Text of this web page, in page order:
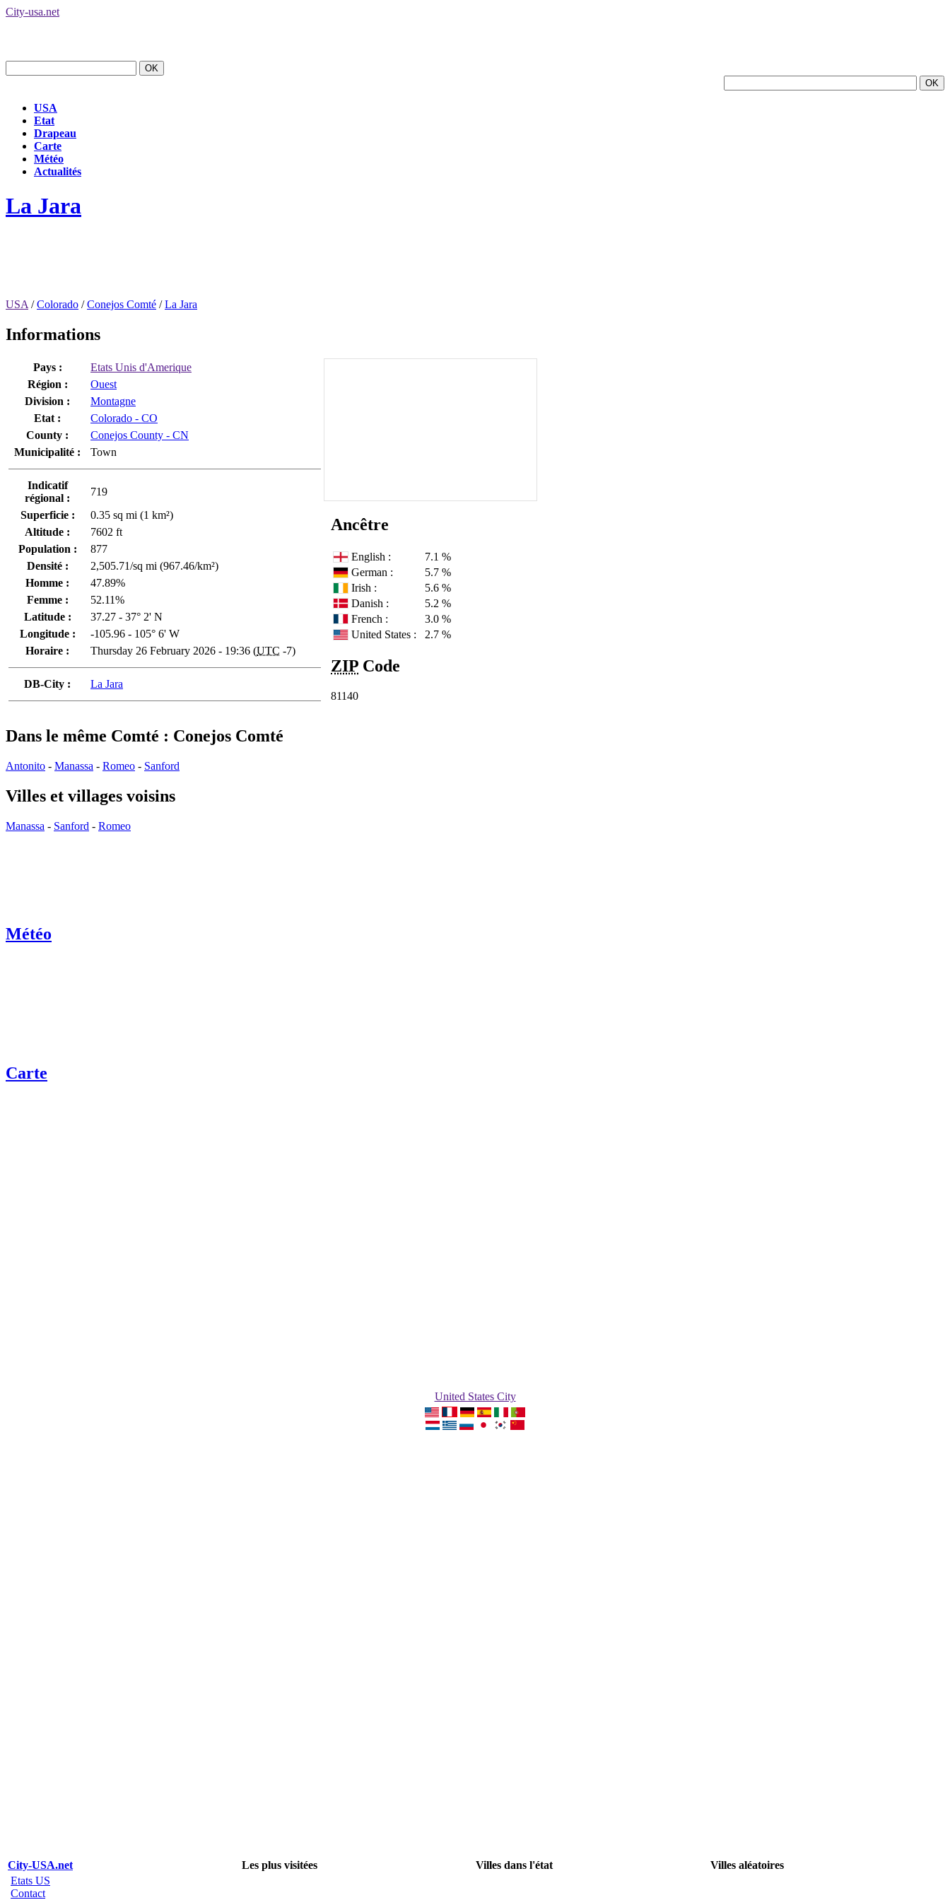
City-usa.net
USA
Etat
Drapeau
Carte
Météo
Actualités
La Jara
USA /Colorado /Conejos Comté /La Jara
Informations
Pays :
Etats Unis d'Amerique
Région :
Ouest
Division :
Montagne
Etat :
Colorado - CO
County :
Conejos County - CN
Municipalité :
Town
Indicatif
régional :
719
Superficie :
0.35 sq mi (1 km²)
Altitude :
7602 ft
Population :
877
Densité :
2,505.71/sq mi (967.46/km²)
Homme :
47.89%
Femme :
52.11%
Latitude :
37.27 - 37° 2' N
Longitude :
-105.96 - 105° 6' W
Horaire :
Thursday 26 February 2026 - 19:36 (UTC -7)
DB-City : La Jara
Ancêtre
English :
7.1 %
German :
5.7 %
Irish :
5.6 %
Danish :
5.2 %
French :
3.0 %
United States :
2.7 %
ZIP Code
81140
Dans le même Comté : Conejos Comté
Antonito - Manassa - Romeo - Sanford
Villes et villages voisins
Manassa - Sanford - Romeo
Météo
Carte
United States City
City-USA.net Les plus visitées Villes dans l'état
Villes aléatoires
Etats US
Contact